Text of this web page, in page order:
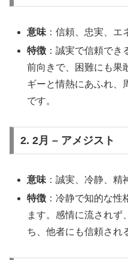
意味 ：信頼、忠実、エ
特徴 ：誠実で信頼で
前向きで、困難にも果
ギーと情熱にあふれ、
です。
2. 2月 – アメジスト
意味 ：誠実、冷静、精
特徴 ：冷静で知的な
ます。感情に流されず
ち、他者にも信頼され